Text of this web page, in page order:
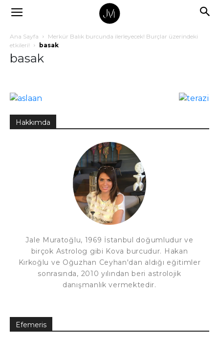
Ana Sayfa
Merkür Balık burcunda ilerleyecek! Burçlar üzerindeki
etkileri!
basak
basak
Hakkımda
Jale Muratoğlu, 1969 İstanbul doğumludur ve
birçok Astrolog gibi Kova burcudur. Hakan
Kırkoğlu ve Oğuzhan Ceyhan'dan aldığı eğitimler
sonrasında, 2010 yılından beri astrolojik
danışmanlık vermektedir.
Efemeris